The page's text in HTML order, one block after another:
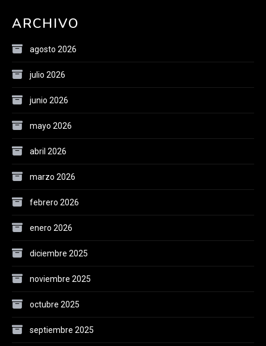
ARCHIVO
agosto 2026
julio 2026
junio 2026
mayo 2026
abril 2026
marzo 2026
febrero 2026
enero 2026
diciembre 2025
noviembre 2025
octubre 2025
septiembre 2025